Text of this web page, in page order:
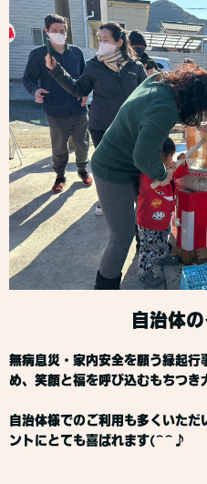
自治体
無病息災・家内安全を願う縁起行
め、笑顔と福を呼び込むもちつき
自治体様でのご利用も多くいた
ントにとても喜ばれます(^^♪